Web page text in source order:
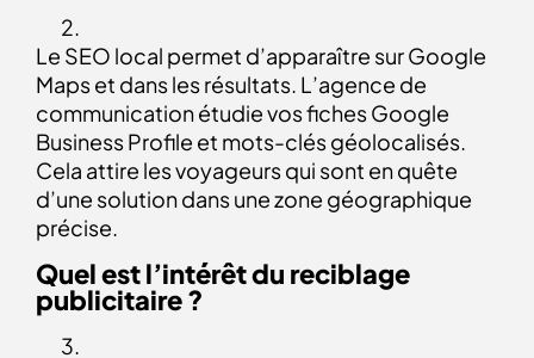
Le SEO local permet d’apparaître sur Google
Maps et dans les résultats. L’agence de
communication étudie vos fiches Google
Business Profile et mots-clés géolocalisés.
Cela attire les voyageurs qui sont en quête
d’une solution dans une zone géographique
précise.
Quel est l’intérêt du reciblage
publicitaire ?